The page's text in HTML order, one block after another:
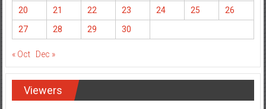
20
21 22 23 24 25
26
27
28 29 30
« Oct Dec »
Viewers